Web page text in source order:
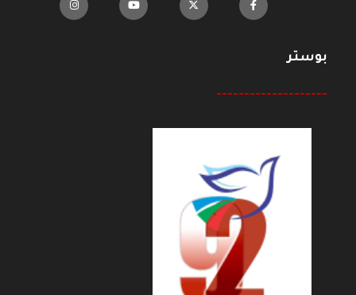
بوستر
--------------------